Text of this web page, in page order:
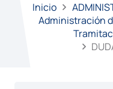
Inicio
Administración